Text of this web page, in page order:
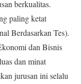
berkualitas.
paling ketat
Berdasarkan Tes).
dan Bisnis
dan minat
jurusan ini selalu